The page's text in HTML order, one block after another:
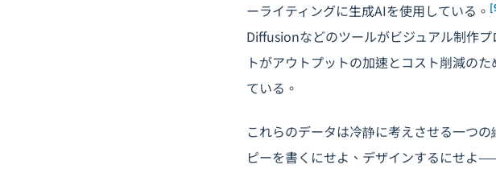
ーライティングに生成AIを使用している。
Diffusionなどのツールがビジュアル制作
トがアウトプットの加速とコスト削減の
ている。
これらのデータは冷静に考えさせる一つ
ピーを書くにせよ、デザインするにせよ